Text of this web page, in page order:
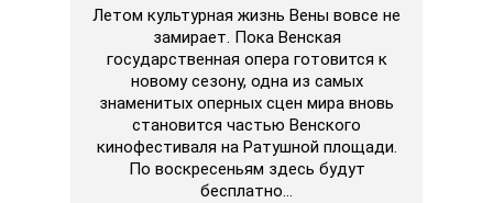
Летом культурная жизнь Вены вовсе не
замирает. Пока Венская
государственная опера готовится к
новому сезону, одна из самых
знаменитых оперных сцен мира вновь
становится частью Венского
кинофестиваля на Ратушной площади.
По воскресеньям здесь будут
бесплатно…